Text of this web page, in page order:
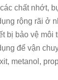
chất nhớt,
rộng rãi ở
bị bảo vệ môi
để vận
metanol,